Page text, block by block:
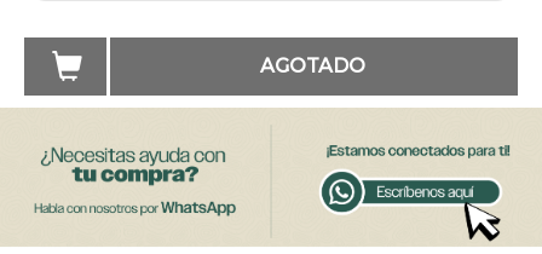
AGOTADO